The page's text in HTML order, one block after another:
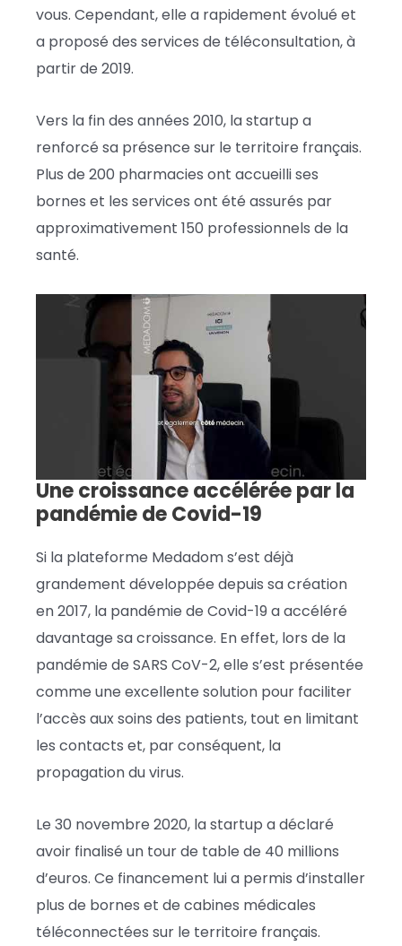
vous. Cependant, elle a rapidement évolué et
a proposé des services de téléconsultation, à
partir de 2019.
Vers la fin des années 2010, la startup a
renforcé sa présence sur le territoire français.
Plus de 200 pharmacies ont accueilli ses
bornes et les services ont été assurés par
approximativement 150 professionnels de la
santé.
Une croissance accélérée par la
pandémie de Covid-19
Si la plateforme Medadom s’est déjà
grandement développée depuis sa création
en 2017, la pandémie de Covid-19 a accéléré
davantage sa croissance. En effet, lors de la
pandémie de SARS CoV-2, elle s’est présentée
comme une excellente solution pour faciliter
l’accès aux soins des patients, tout en limitant
les contacts et, par conséquent, la
propagation du virus.
Le 30 novembre 2020, la startup a déclaré
avoir finalisé un tour de table de 40 millions
d’euros. Ce financement lui a permis d’installer
plus de bornes et de cabines médicales
téléconnectées sur le territoire français.